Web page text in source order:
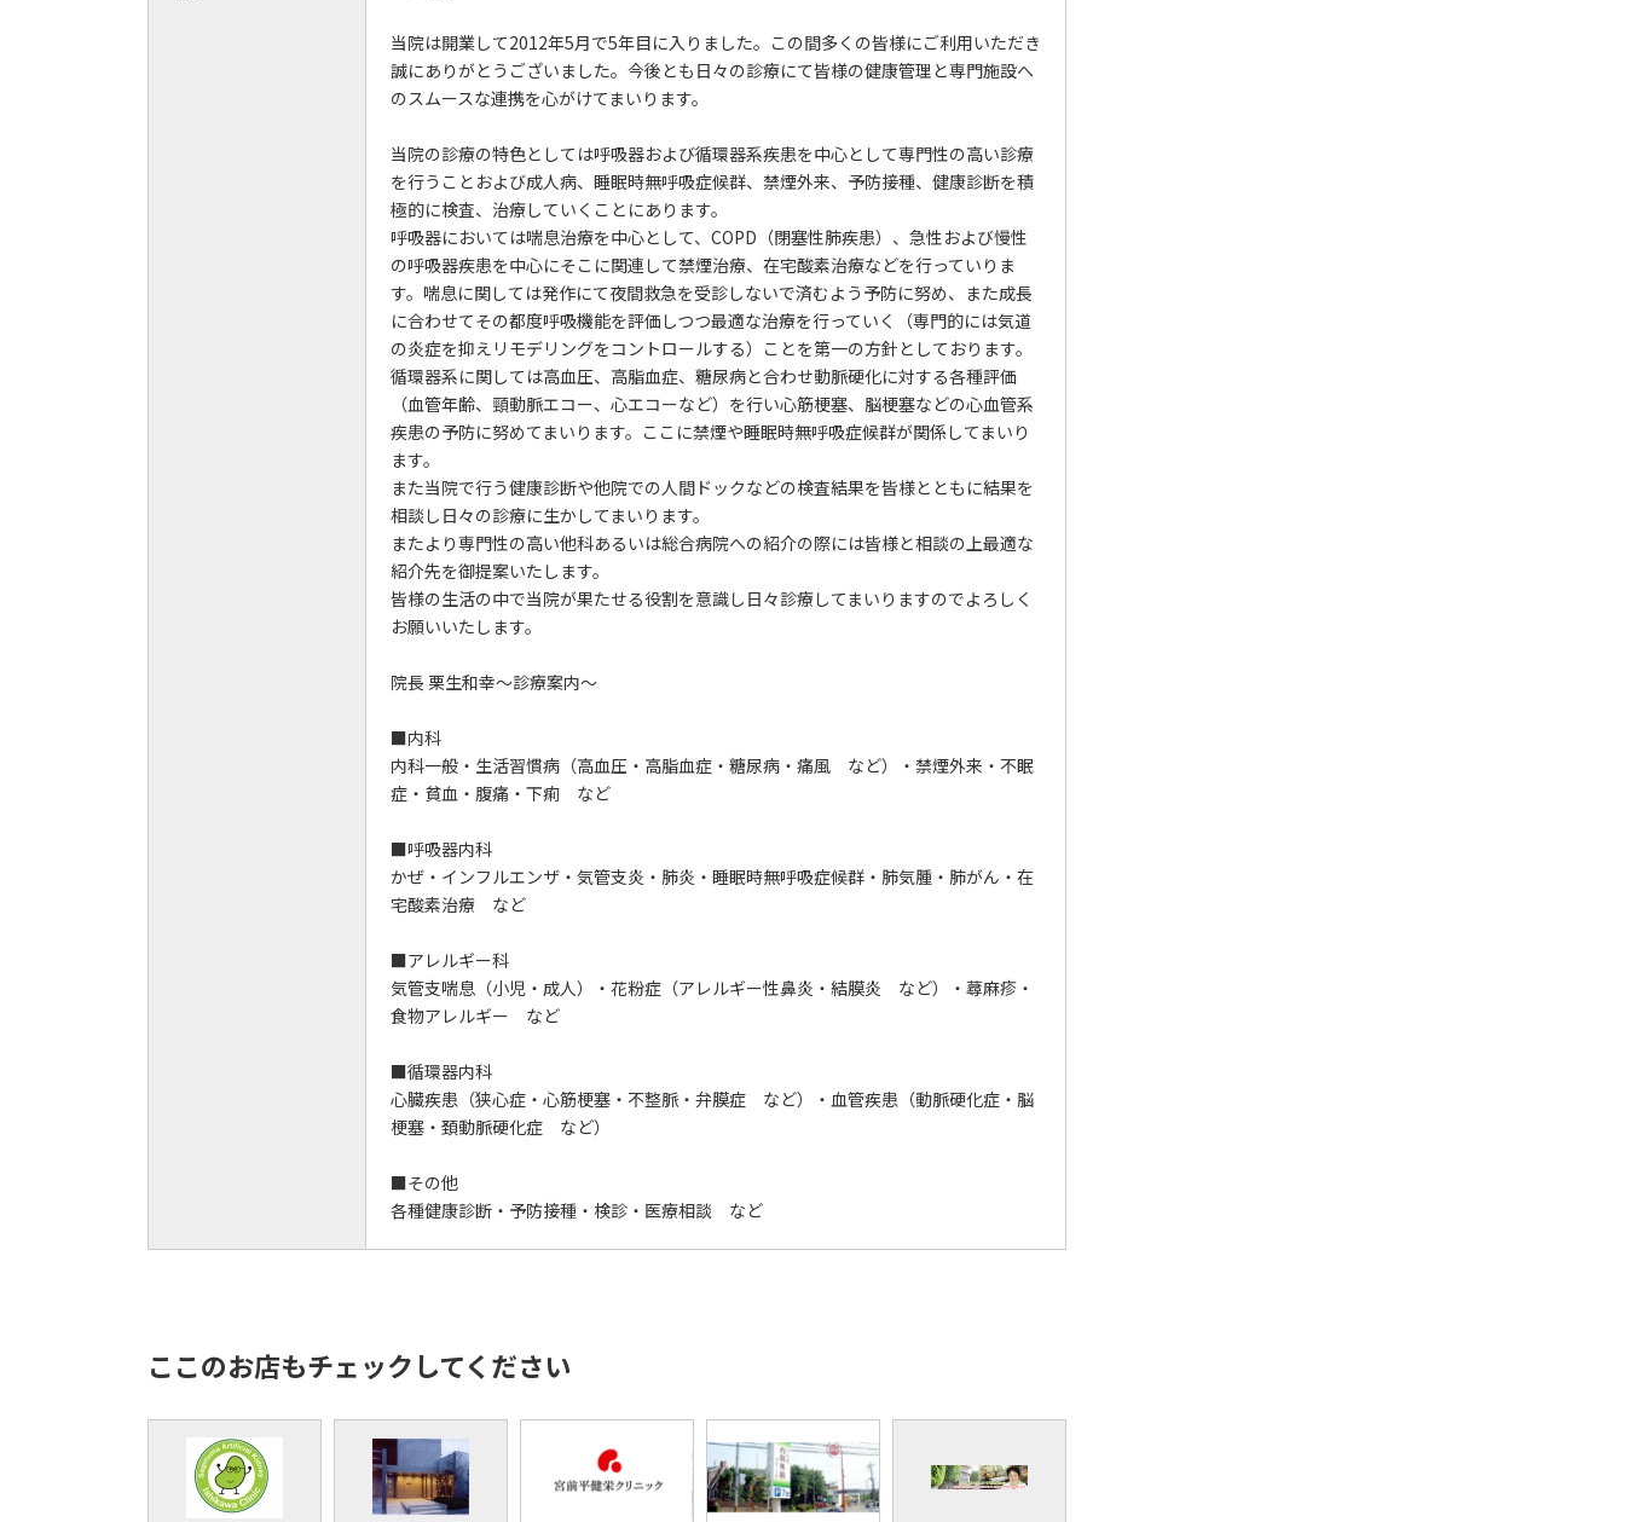
当院は開業して2012年5月で5年目に入りました。この間多くの皆様にご利用いただき
誠にありがとうございました。今後とも日々の診療にて皆様の健康管理と専門施設へ
のスムースな連携を心がけてまいります。
当院の診療の特色としては呼吸器および循環器系疾患を中心として専門性の高い診療
を行うことおよび成人病、睡眠時無呼吸症候群、禁煙外来、予防接種、健康診断を積
極的に検査、治療していくことにあります。
呼吸器においては喘息治療を中心として、COPD（閉塞性肺疾患）、急性および慢性
の呼吸器疾患を中心にそこに関連して禁煙治療、在宅酸素治療などを行っていりま
す。喘息に関しては発作にて夜間救急を受診しないで済むよう予防に努め、また成長
に合わせてその都度呼吸機能を評価しつつ最適な治療を行っていく（専門的には気道
の炎症を抑えリモデリングをコントロールする）ことを第一の方針としております。
循環器系に関しては高血圧、高脂血症、糖尿病と合わせ動脈硬化に対する各種評価
（血管年齢、頸動脈エコー、心エコーなど）を行い心筋梗塞、脳梗塞などの心血管系
疾患の予防に努めてまいります。ここに禁煙や睡眠時無呼吸症候群が関係してまいり
ます。
また当院で行う健康診断や他院での人間ドックなどの検査結果を皆様とともに結果を
相談し日々の診療に生かしてまいります。
またより専門性の高い他科あるいは総合病院への紹介の際には皆様と相談の上最適な
紹介先を御提案いたします。
皆様の生活の中で当院が果たせる役割を意識し日々診療してまいりますのでよろしく
お願いいたします。
院長 栗生和幸～診療案内～
■内科
内科一般・生活習慣病（高血圧・高脂血症・糖尿病・痛風 など）・禁煙外来・不眠
症・貧血・腹痛・下痢 など
■呼吸器内科
かぜ・インフルエンザ・気管支炎・肺炎・睡眠時無呼吸症候群・肺気腫・肺がん・在
宅酸素治療 など
■アレルギー科
気管支喘息（小児・成人）・花粉症（アレルギー性鼻炎・結膜炎 など）・蕁麻疹・
食物アレルギー など
■循環器内科
心臓疾患（狭心症・心筋梗塞・不整脈・弁膜症 など）・血管疾患（動脈硬化症・脳
梗塞・頚動脈硬化症 など）
■その他
各種健康診断・予防接種・検診・医療相談 など
ここのお店もチェックしてください